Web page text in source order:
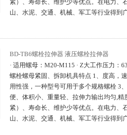
紧）、寿命长、维护少等优点。在电力、
山、水泥、交通、机械、军工等行业得到
BD-TB6螺栓拉伸器 液压螺栓拉伸器
· 适用螺母：M20-M115 · Z大工作压力：
螺栓螺母紧固、拆卸机具特点 1、度高，
用性强，一种型号可用于多个规格螺栓 3
便、体积小、重量轻、拉伸力输出均匀,精
紧）、寿命长、维护少等优点。在电力、
山、水泥、交通、机械、军工等行业得到